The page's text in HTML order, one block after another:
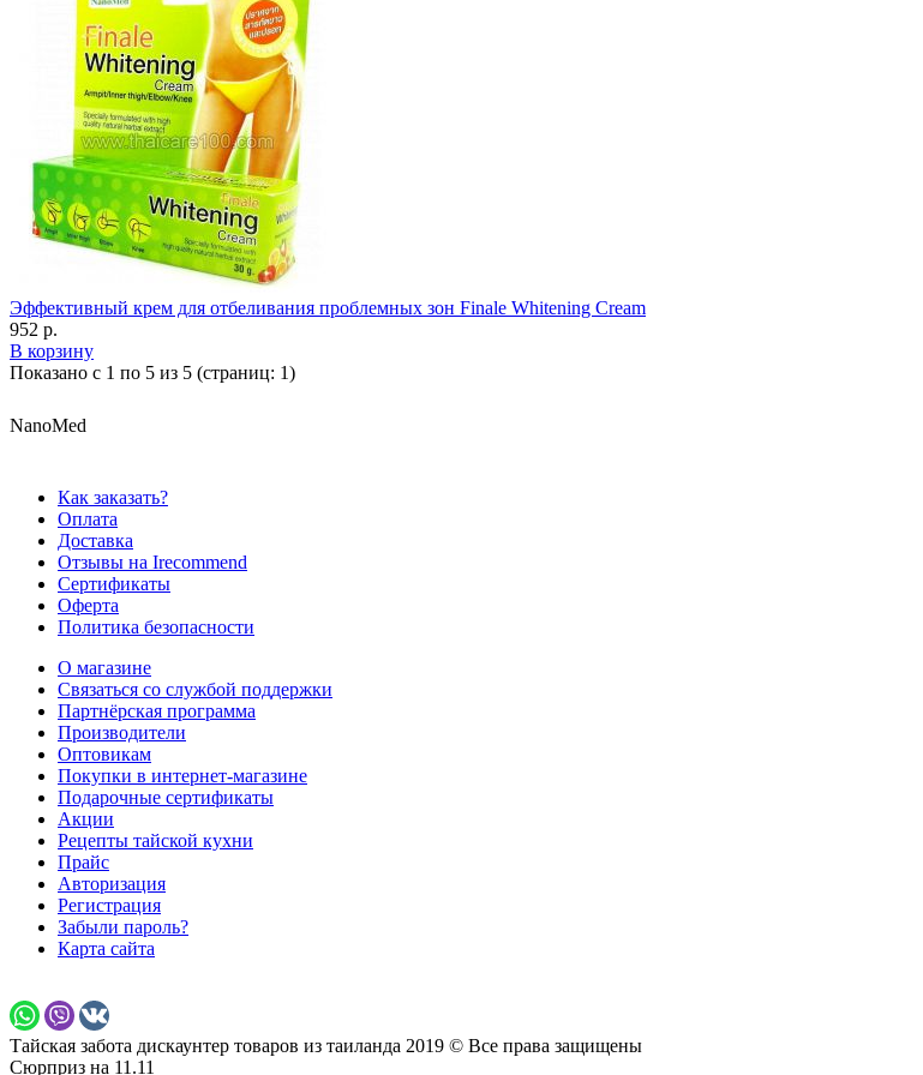
Эффективный крем для отбеливания проблемных зон Finale Whitening Cream
952 р.
В корзину
Показано с 1 по 5 из 5 (страниц: 1)
NanoMed
Как заказать?
Оплата
Доставка
Отзывы на Irecommend
Сертификаты
Оферта
Политика безопасности
О магазине
Связаться со службой поддержки
Партнёрская программа
Производители
Оптовикам
Покупки в интернет-магазине
Подарочные сертификаты
Акции
Рецепты тайской кухни
Прайс
Авторизация
Регистрация
Забыли пароль?
Карта сайта
Тайская забота дискаунтер товаров из таиланда 2019 © Все права защищены
Сюрприз на 11.11